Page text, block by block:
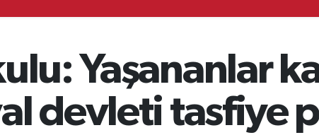
Yaşananlar
devleti tasfiye